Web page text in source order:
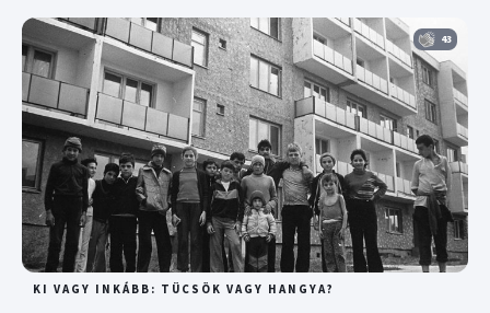
43
KI VAGY INKÁBB: TÜCSÖK VAGY HANGYA?